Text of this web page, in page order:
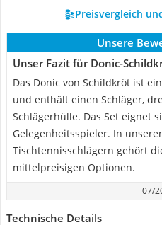
Preisvergleich
Unsere
Unser Fazit für Donic-
Das Donic von Schildkröt ist
und enthält einen Schläger,
Schlägerhülle. Das Set eignet
Gelegenheitsspieler. In
Tischtennisschlägern gehört
mittelpreisigen Optionen.
07/
Technische Details